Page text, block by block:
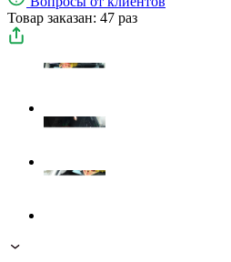
Товар заказан: 47 раз